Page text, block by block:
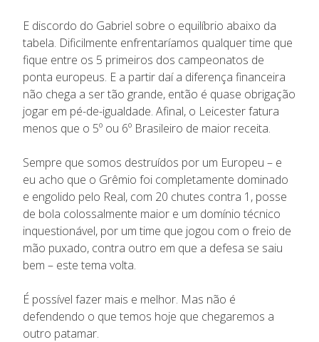
E discordo do Gabriel sobre o equilíbrio abaixo da
tabela. Dificilmente enfrentaríamos qualquer time que
fique entre os 5 primeiros dos campeonatos de
ponta europeus. E a partir daí a diferença financeira
não chega a ser tão grande, então é quase obrigação
jogar em pé-de-igualdade. Afinal, o Leicester fatura
menos que o 5º ou 6º Brasileiro de maior receita.
Sempre que somos destruídos por um Europeu – e
eu acho que o Grêmio foi completamente dominado
e engolido pelo Real, com 20 chutes contra 1, posse
de bola colossalmente maior e um domínio técnico
inquestionável, por um time que jogou com o freio de
mão puxado, contra outro em que a defesa se saiu
bem – este tema volta.
É possível fazer mais e melhor. Mas não é
defendendo o que temos hoje que chegaremos a
outro patamar.